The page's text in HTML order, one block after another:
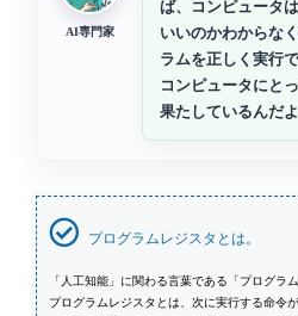
AI専門家
ば、コンピュータ
いいのかわからな
ラムを正しく実行
コンピュータにと
果たしているんだよ
プログラムレジスタとは。
「人工知能」に関わる言葉である「プログラ
プログラムレジスタとは、次に実行する命令